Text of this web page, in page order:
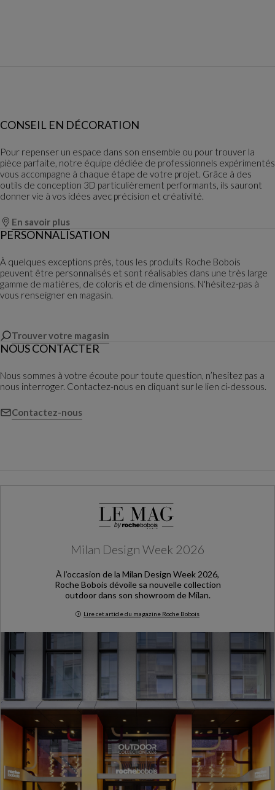
CONSEIL EN DÉCORATION
Pour repenser un espace dans son ensemble ou pour trouver la
pièce parfaite, notre équipe dédiée de professionnels expérimentés
vous accompagne à chaque étape de votre projet. Grâce à des
outils de conception 3D particulièrement performants, ils sauront
donner vie à vos idées avec précision et créativité.
En savoir plus
PERSONNALISATION
À quelques exceptions près, tous les produits Roche Bobois
peuvent être personnalisés et sont réalisables dans une très large
gamme de matières, de coloris et de dimensions. N'hésitez-pas à
vous renseigner en magasin.
Trouver votre magasin
NOUS CONTACTER
Nous sommes à votre écoute pour toute question, n’hesitez pas a
nous interroger. Contactez-nous en cliquant sur le lien ci-dessous.
Contactez-nous
Milan Design Week 2026
À l’occasion de la Milan Design Week 2026,
Roche Bobois dévoile sa nouvelle collection
outdoor dans son showroom de Milan.
Lire cet article du magazine Roche Bobois
Milan Design Week 2026